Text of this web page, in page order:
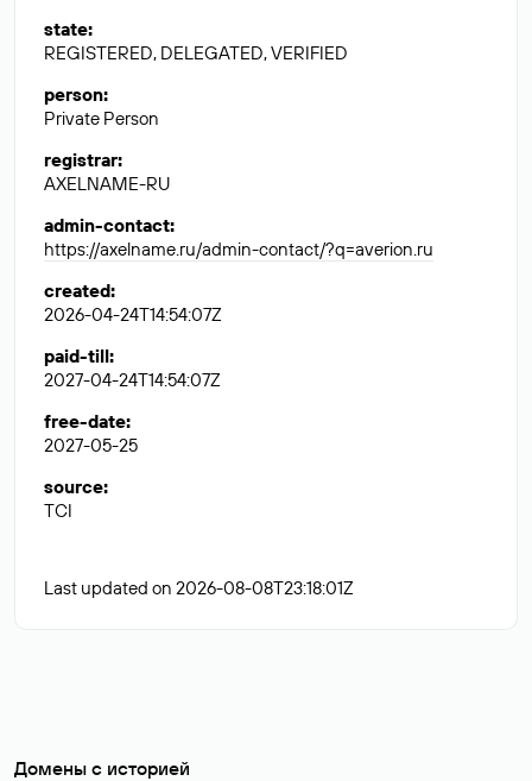
state:
REGISTERED, DELEGATED, VERIFIED
person:
Private Person
registrar:
AXELNAME-RU
admin-contact:
https://axelname.ru/admin-contact/?q=averion.ru
created:
2026-04-24T14:54:07Z
paid-till:
2027-04-24T14:54:07Z
free-date:
2027-05-25
source:
TCI
Last updated on 2026-08-08T23:18:01Z
Домены с историей